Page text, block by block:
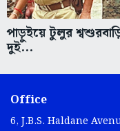
পাড়ুইয়ে টুলুর
দুই...
Office
6, J.B.S. Haldane